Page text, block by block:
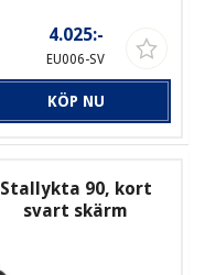
4.025:-
EU006-SV
KÖP NU
Stallykta 90, kort
svart skärm